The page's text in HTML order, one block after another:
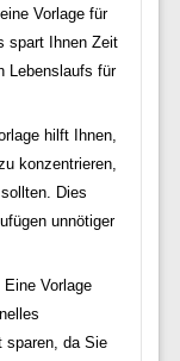
Vorlage für
spart Ihnen Zeit
Lebenslaufs für
hilft Ihnen,
konzentrieren,
Dies
unnötiger
Eine Vorlage
sparen, da Sie